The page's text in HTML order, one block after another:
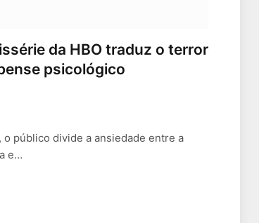
da HBO traduz o terror
psicológico
o público divide a ansiedade entre a
e…